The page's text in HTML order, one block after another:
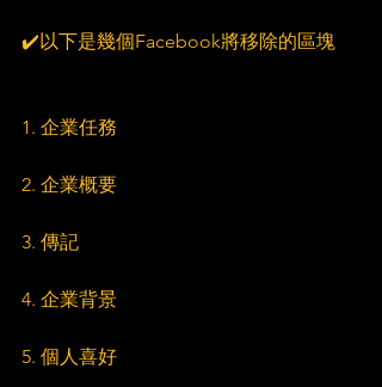
✔️以下是幾個Facebook將移除的區塊
1. 企業任務
2. 企業概要
3. 傳記
4. 企業背景
5. 個人喜好